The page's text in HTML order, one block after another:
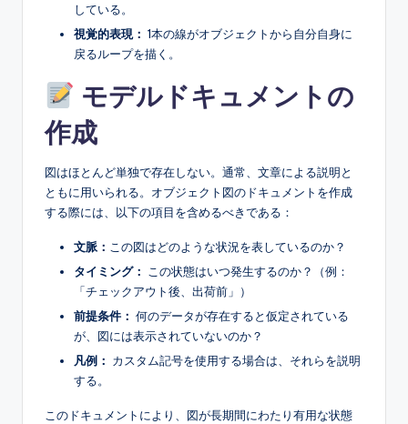
している。
視覚的表現： 1本の線がオブジェクトから自分自身に
戻るループを描く。
モデルドキュメントの
作成
図はほとんど単独で存在しない。通常、文章による説明と
ともに用いられる。オブジェクト図のドキュメントを作成
する際には、以下の項目を含めるべきである：
文脈： この図はどのような状況を表しているのか？
タイミング：
この状態はいつ発生するのか？（例：
「チェックアウト後、出荷前」）
前提条件： 何のデータが存在すると仮定されている
が、図には表示されていないのか？
凡例： カスタム記号を使用する場合は、それらを説明
する。
このドキュメントにより、図が長期間にわたり有用な状態